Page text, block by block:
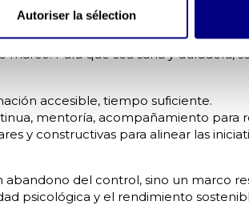
Autoriser la sélection
y
Para que sea sana y duradera,
accesible, tiempo suficiente.
mentoría, acompañamiento para
y constructivas para alinear las
abandono del control, sino un marco
psicológica y el rendimiento